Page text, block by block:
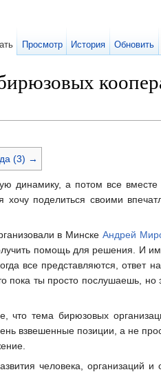
(3) →
динамику, а потом все
поделиться своими
в Минске Андрей
помощь для решения. И
все представляются, ответ
пока ты просто послушаешь, но
что тема бирюзовых
взвешенные позиции, а не
человека, организаций
Просмотр История Обновить